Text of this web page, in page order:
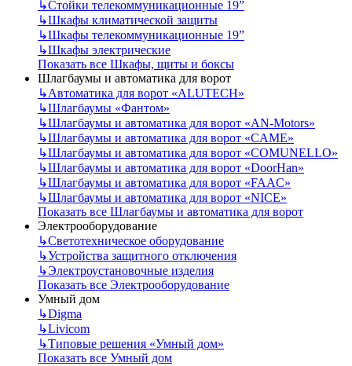
↳Стойки телекоммуникационные 19”
↳Шкафы климатической защиты
↳Шкафы телекоммуникационные 19”
↳Шкафы электрические
Показать все Шкафы, щиты и боксы
Шлагбаумы и автоматика для ворот
↳Автоматика для ворот «ALUTECH»
↳Шлагбаумы «Фантом»
↳Шлагбаумы и автоматика для ворот «AN-Motors»
↳Шлагбаумы и автоматика для ворот «CAME»
↳Шлагбаумы и автоматика для ворот «COMUNELLO»
↳Шлагбаумы и автоматика для ворот «DoorHan»
↳Шлагбаумы и автоматика для ворот «FAAC»
↳Шлагбаумы и автоматика для ворот «NICE»
Показать все Шлагбаумы и автоматика для ворот
Электрооборудование
↳Светотехническое оборудование
↳Устройства защитного отключения
↳Электроустановочные изделия
Показать все Электрооборудование
Умный дом
↳Digma
↳Livicom
↳Типовые решения «Умный дом»
Показать все Умный дом